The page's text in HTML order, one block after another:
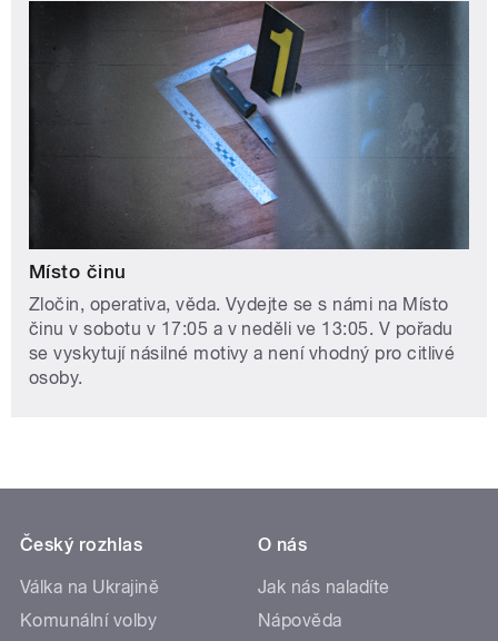
Místo činu
Zločin, operativa, věda. Vydejte se s námi na Místo
činu v sobotu v 17:05 a v neděli ve 13:05. V pořadu
se vyskytují násilné motivy a není vhodný pro citlivé
osoby.
Český rozhlas
Válka na Ukrajině
Komunální volby
O nás
Jak nás naladíte
Nápověda